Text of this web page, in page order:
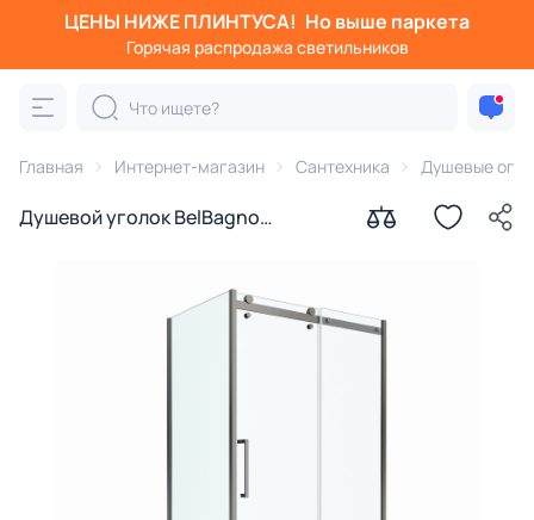
ЦЕНЫ НИЖЕ ПЛИНТУСА! Но выше паркета
Горячая распродажа светильников
Главная Интернет-магазин Сантехника Душевые
Душевой уголок BelBagno
прозрачное 120x80